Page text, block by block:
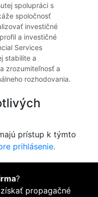
spolupráci s
spoločnosť
investičné
a investičné
Services
stabilite a
zrozumiteľnosť a
rozhodovania.
prístup k týmto
prihlásenie.
?
propagačné